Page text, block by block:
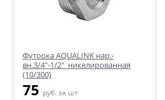
Футорка AQUALINK нар.-
вн.3/4"-1/2" никелированная
(10/300)
75 руб. за шт